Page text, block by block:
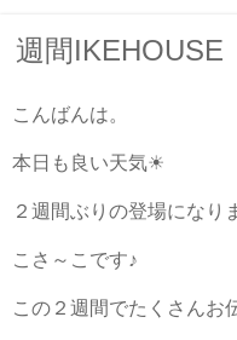
週間IKEHOUSE
こんばんは。
本日も良い天気☀
２週間ぶりの登場になり
こさ～こです♪
この２週間でたくさんお